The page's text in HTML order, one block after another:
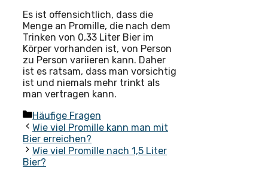
Es ist offensichtlich, dass die
Menge an Promille, die nach dem
Trinken von 0,33 Liter Bier im
Körper vorhanden ist, von Person
zu Person variieren kann. Daher
ist es ratsam, dass man vorsichtig
ist und niemals mehr trinkt als
man vertragen kann.
Kategorien
Häufige Fragen
Wie viel Promille kann man mit
Bier erreichen?
Wie viel Promille nach 1,5 Liter
Bier?